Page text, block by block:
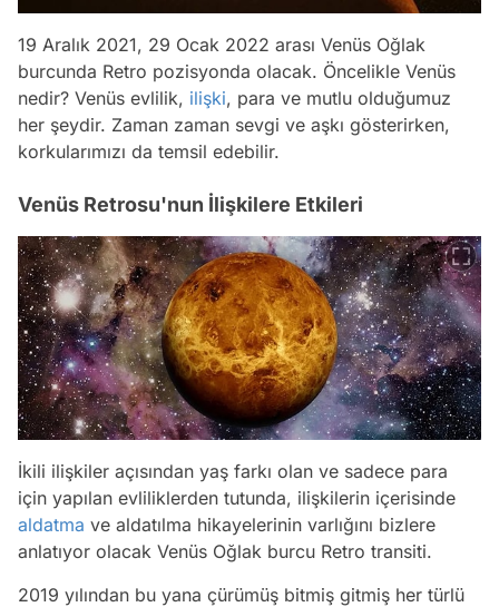
19 Aralık 2021, 29 Ocak 2022 arası Venüs Oğlak
burcunda Retro pozisyonda olacak. Öncelikle Venüs
nedir? Venüs evlilik, ilişki, para ve mutlu olduğumuz
her şeydir. Zaman zaman sevgi ve aşkı gösterirken,
korkularımızı da temsil edebilir.
Venüs Retrosu'nun İlişkilere Etkileri
İkili ilişkiler açısından yaş farkı olan ve sadece para
için yapılan evliliklerden tutunda, ilişkilerin içerisinde
aldatma ve aldatılma hikayelerinin varlığını bizlere
anlatıyor olacak Venüs Oğlak burcu Retro transiti.
2019 yılından bu yana çürümüş bitmiş gitmiş her türlü